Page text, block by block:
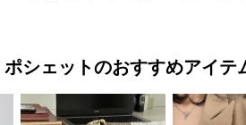
ポシェットのおすすめアイテ